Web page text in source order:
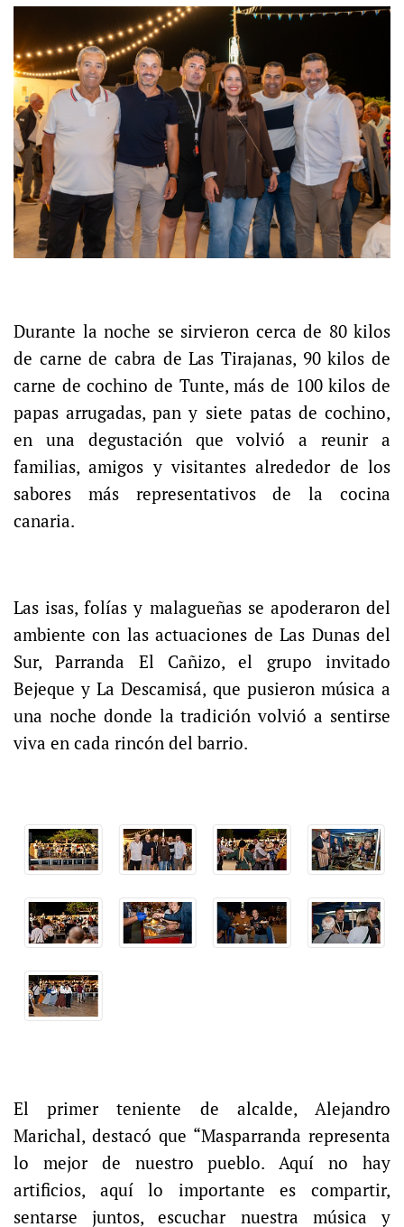
Durante la noche se sirvieron cerca de 80 kilos
de carne de cabra de Las Tirajanas, 90 kilos de
carne de cochino de Tunte, más de 100 kilos de
papas arrugadas, pan y siete patas de cochino,
en una degustación que volvió a reunir a
familias, amigos y visitantes alrededor de los
sabores más representativos de la cocina
canaria.
Las isas, folías y malagueñas se apoderaron del
ambiente con las actuaciones de Las Dunas del
Sur, Parranda El Cañizo, el grupo invitado
Bejeque y La Descamisá, que pusieron música a
una noche donde la tradición volvió a sentirse
viva en cada rincón del barrio.
El primer teniente de alcalde, Alejandro
Marichal, destacó que “Masparranda representa
lo mejor de nuestro pueblo. Aquí no hay
artificios, aquí lo importante es compartir,
sentarse juntos, escuchar nuestra música y